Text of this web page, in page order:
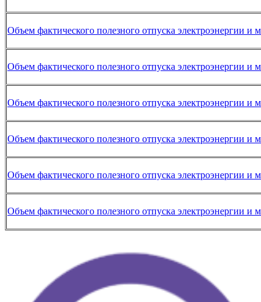
Объем фактического полезного отпуска электроэнергии
Объем фактического полезного отпуска электроэнергии
Объем фактического полезного отпуска электроэнергии
Объем фактического полезного отпуска электроэнергии
Объем фактического полезного отпуска электроэнергии
Объем фактического полезного отпуска электроэнергии